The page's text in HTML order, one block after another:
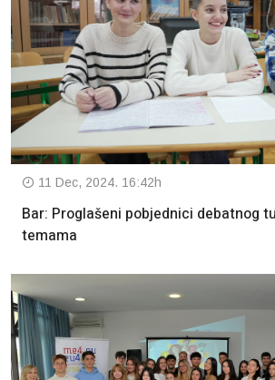
11 Dec, 2024. 16:42h
Bar: Proglašeni pobjednici debatnog
temama